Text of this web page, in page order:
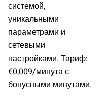
системой,
уникальными
параметрами и
сетевыми
настройками. Тариф:
€0,009/минута с
бонусными минутами.